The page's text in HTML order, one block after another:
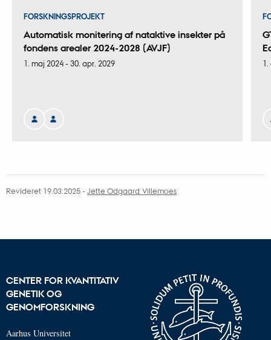
Automatisk monitering af nataktive insekter på
fondens arealer 2024-2028 (AVJF)
FORSKNINGSPROJEKT
1. maj 2024 - 30. apr. 2029 1.
Revideret 19.03.2025- Jette Odgaard Villemoes
CENTER FOR KVANTITATIV
GENETIK OG
GENOMFORSKNING
Aarhus Universitet